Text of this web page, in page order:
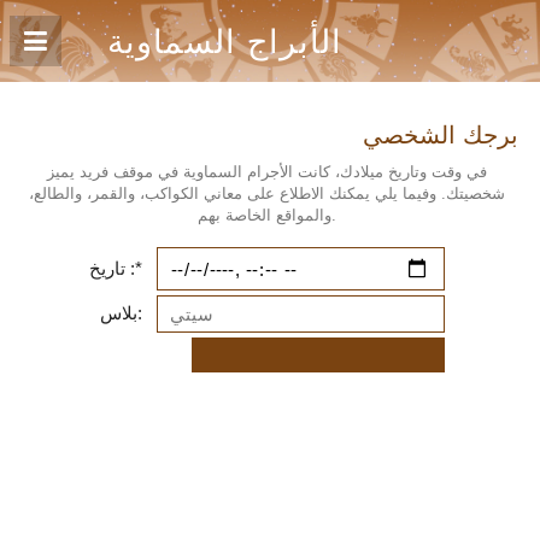
الأبراج السماوية
برجك الشخصي
في وقت وتاريخ ميلادك، كانت الأجرام السماوية في موقف فريد يميز
شخصيتك. وفيما يلي يمكنك الاطلاع على معاني الكواكب، والقمر، والطالع،
والمواقع الخاصة بهم.
تاريخ :*
بلاس: